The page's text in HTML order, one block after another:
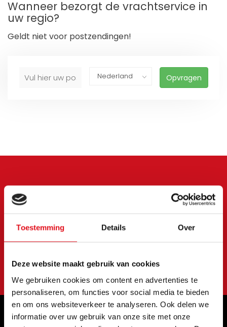
Toestemming Details Over
Deze website maakt gebruik van cookies
We gebruiken cookies om content en advertenties te
personaliseren, om functies voor social media te bieden
en om ons websiteverkeer te analyseren. Ook delen we
informatie over uw gebruik van onze site met onze
Wanneer bezorgt de vrachtservice in
uw regio?
Geldt niet voor postzendingen!
Opvragen
Meld je aan voor onze
nieuwsbrief
Blijf op de hoogte van onze laatste acties en